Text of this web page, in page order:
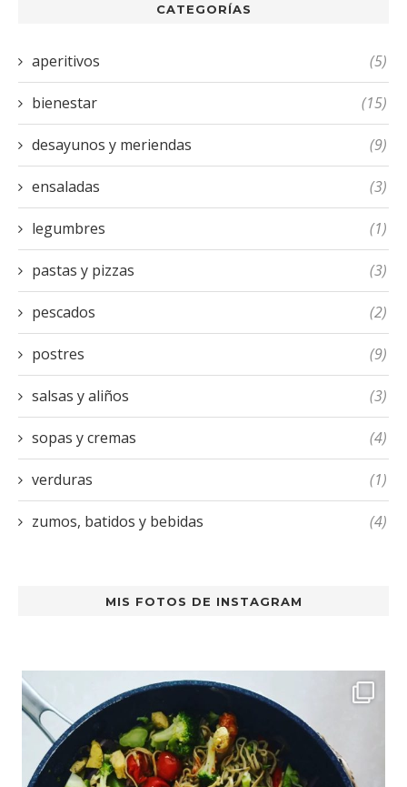
CATEGORÍAS
aperitivos (5)
bienestar (15)
desayunos y meriendas (9)
ensaladas (3)
legumbres (1)
pastas y pizzas (3)
pescados (2)
postres (9)
salsas y aliños (3)
sopas y cremas (4)
verduras (1)
zumos, batidos y bebidas (4)
MIS FOTOS DE INSTAGRAM